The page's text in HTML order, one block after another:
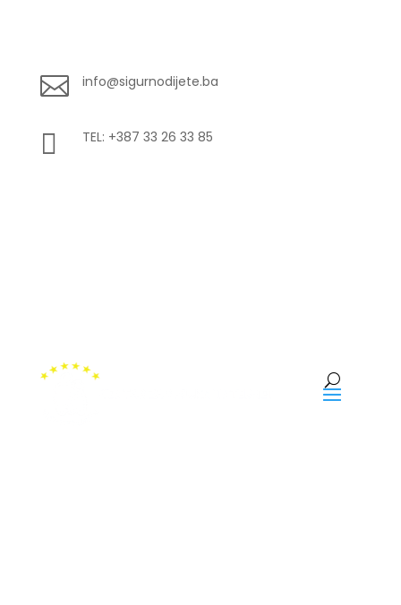
 info@sigurnodijete.ba
 TEL: +387 33 26 33 85